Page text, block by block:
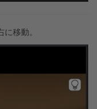
移動。